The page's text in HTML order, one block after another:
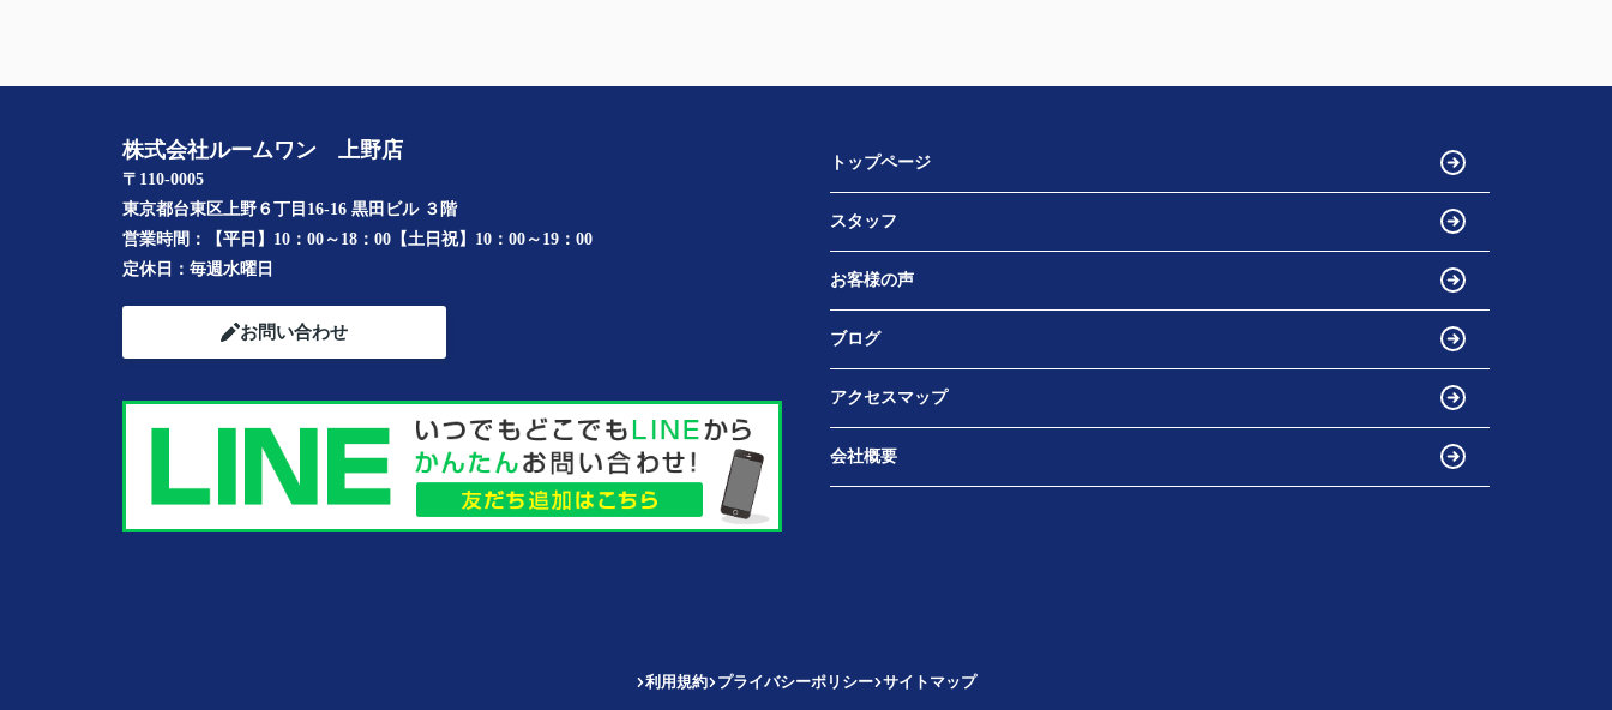
株式会社ルームワン 上野店
〒110-0005
東京都台東区上野６丁目16-16 黒田ビル ３階
営業時間：
【平日】10：00～18：00【土日祝】10：00～19：00
定休日： 毎週水曜日
お問い合わせ
トップページ
スタッフ
お客様の声
ブログ
アクセスマップ
会社概要
利用規約 プライバシーポリシー サイトマップ